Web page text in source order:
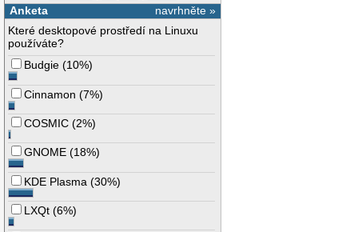
navrhněte »
Anketa
Které desktopové prostředí na Linuxu
používáte?
Budgie (10%)
Cinnamon (7%)
COSMIC (2%)
GNOME (18%)
KDE Plasma (30%)
LXQt (6%)